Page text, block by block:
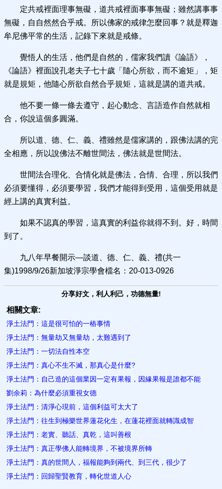
定共戒裡面理事無礙，道共戒裡面事事無礙；雖然講事事
無礙，自自然然合乎戒。所以佛家的戒律怎麼回事？就是釋迦
牟尼佛平常的生活，記錄下來就是戒條。
覺悟人的生活，他們是自然的，儒家我們讀《論語》，
《論語》裡面說孔老夫子七十歲「隨心所欲，而不逾矩」，矩
就是規矩，他隨心所欲自然合乎規矩，這就是講的道共戒。
他不要一條一條去遵守，起心動念、言語造作自然就相
合，你說這個多圓滿。
所以道、德、仁、義、禮雖然是儒家講的，跟佛法講的完
全相應，所以說佛法不離世間法，佛法就是世間法。
世間法合理化、合情化就是佛法，合情、合理，所以我們
必須要懂得，必須要學習，我們才能得到受用，這個受用就是
經上講的真實利益。
如果不認真的學習，這真實的利益你就得不到。好，時間
到了。
九八年早餐開示—談道、德、仁、義、禮(共一
集)1998/9/26新加坡淨宗學會檔名：20-013-0926
分享好文，利人利己，功德無量!
相關文章:
淨土法門：這是很可怕的一樁事情
淨土法門：無量劫又無量劫，太難遇到了
淨土法門：一切法自性本空
淨土法門：真心不生不滅，​那真心是什麼?
淨土法門：自己造的這個業因一定有果報，因緣果報是誰都不能
劉余莉：為什麼必須重視女德
淨土法門：清淨心現前，這個利益可太大了
淨土法門：往生到極樂世界蓮花化生，在蓮花裡面就轉識成智
淨土法門：老實、聽話​、真乾，這叫善根
淨土法門：真正學佛人能轉境界，不被境界所轉
淨土法門：真的世間人，福報能夠到兩代、到三代，很少了
淨土法門：回歸聖賢教育，轉化世道人心